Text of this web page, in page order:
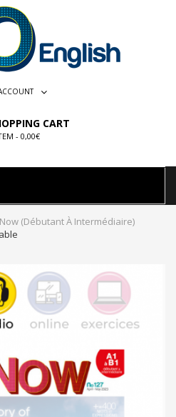
CART
- 0,00€
(débutant À Intermédiaire)